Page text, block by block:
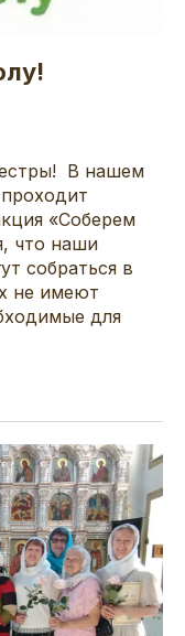
В нашем
проходит
«Соберем
что наши
собраться в
не имеют
для